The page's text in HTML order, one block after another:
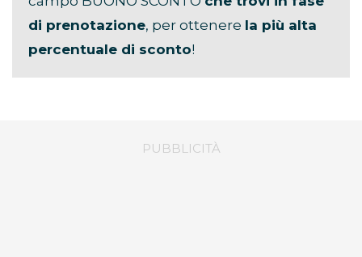
di prenotazione, per ottenere la più alta
percentuale di sconto!